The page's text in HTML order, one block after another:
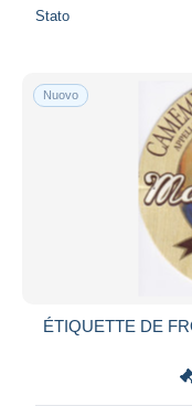
Stato
Nuovo
ÉTIQUETTE DE